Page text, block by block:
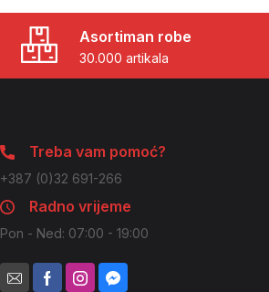
Asortiman robe
30.000 artikala
Treba vam pomoć?
+387 (0)32 691-266
Radno vrijeme
Pon - Ned: 07:00 - 19:00